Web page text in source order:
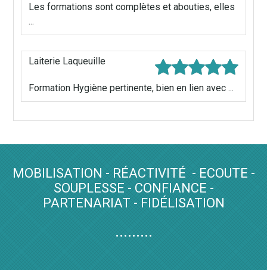
Les formations sont complètes et abouties, elles
...
Laiterie Laqueuille
Formation Hygiène pertinente, bien en lien avec ...
MOBILISATION - RÉACTIVITÉ - ECOUTE -
SOUPLESSE - CONFIANCE -
PARTENARIAT - FIDÉLISATION
.........